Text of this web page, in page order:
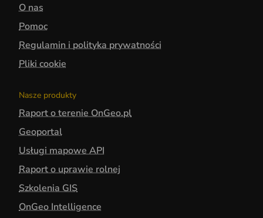
O nas
Pomoc
Regulamin i polityka prywatności
Pliki cookie
Nasze produkty
Raport o terenie OnGeo.pl
Geoportal
Usługi mapowe API
Raport o uprawie rolnej
Szkolenia GIS
OnGeo Intelligence